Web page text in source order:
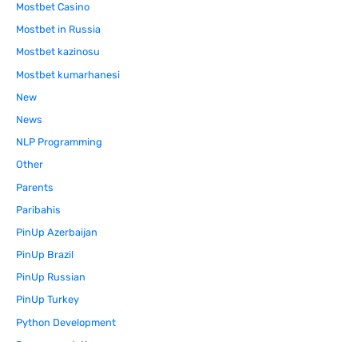
Mostbet Casino
Mostbet in Russia
Mostbet kazinosu
Mostbet kumarhanesi
New
News
NLP Programming
Other
Parents
Paribahis
PinUp Azerbaijan
PinUp Brazil
PinUp Russian
PinUp Turkey
Python Development